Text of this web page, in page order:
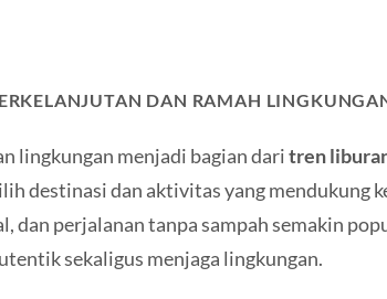
DAN RAMAH
lingkungan menjadi bagian daritren
destinasi dan aktivitas yang mendukung
dan perjalanan tanpa sampah semakin
sekaligus menjaga lingkungan.